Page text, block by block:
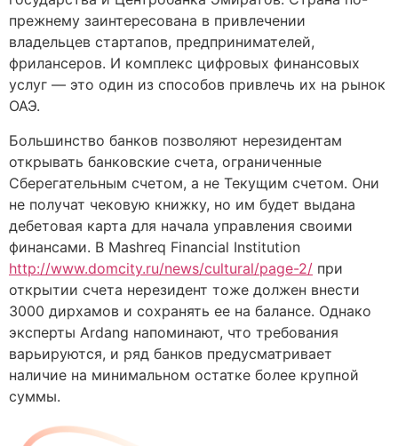
прежнему заинтересована в привлечении
владельцев стартапов, предпринимателей,
фрилансеров. И комплекс цифровых финансовых
услуг — это один из способов привлечь их на рынок
ОАЭ.
Большинство банков позволяют нерезидентам
открывать банковские счета, ограниченные
Сберегательным счетом, а не Текущим счетом. Они
не получат чековую книжку, но им будет выдана
дебетовая карта для начала управления своими
финансами. В Mashreq Financial Institution
http://www.domcity.ru/news/cultural/page-2/ при
открытии счета нерезидент тоже должен внести
3000 дирхамов и сохранять ее на балансе. Однако
эксперты Ardang напоминают, что требования
варьируются, и ряд банков предусматривает
наличие на минимальном остатке более крупной
суммы.